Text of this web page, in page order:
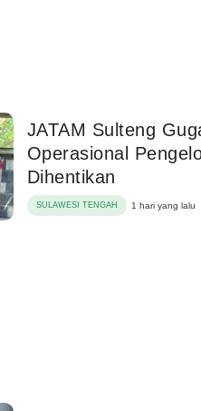
JATAM Sulteng
Operasional
Dihentikan
SULAWESI TENGAH 1 hari yang lalu